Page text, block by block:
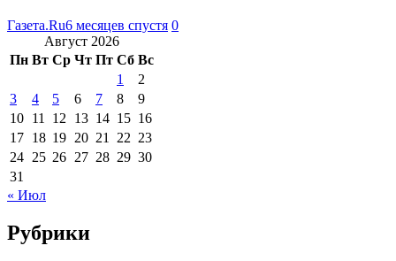
Газета.Ru6 месяцев спустя 0
Август 2026
Пн Вт Ср Чт Пт Сб Вс
1
2
3
4 5 6 7 8
9
10 11 12 13 14 15 16
17 18 19 20 21 22 23
24 25 26 27 28 29 30
31
« Июл
Рубрики